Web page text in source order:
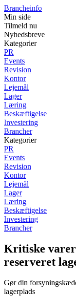
Brancheinfo
Min side
Tilmeld nu
Nyhedsbreve
Kategorier
PR
Events
Revision
Kontor
Lejemål
Lager
Læring
Beskæftigelse
Investering
Brancher
Kategorier
PR
Events
Revision
Kontor
Lejemål
Lager
Læring
Beskæftigelse
Investering
Brancher
Kritiske
reserveret
Gør din
lagerplads